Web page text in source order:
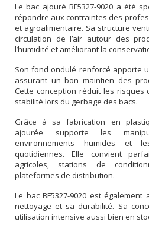
Le bac ajouré BF5327-9020 a été
répondre aux contraintes des
et agroalimentaire. Sa structure
circulation de l’air autour des
l’humidité et améliorant la
Son fond ondulé renforcé apporte
assurant un bon maintien des
Cette conception réduit les risques
stabilité lors du gerbage des bacs.
Grâce à sa fabrication en
ajourée supporte les
environnements humides et
quotidiennes. Elle convient
agricoles, stations de
plateformes de distribution.
Le bac BF5327-9020 est
nettoyage et sa durabilité. Sa
utilisation intensive aussi bien en